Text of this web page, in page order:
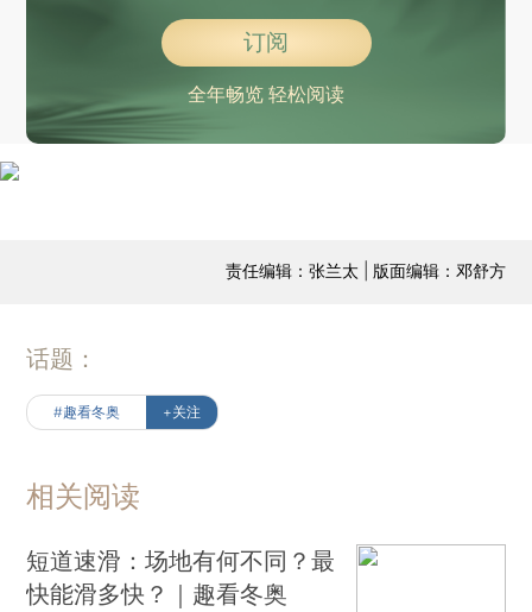
订阅
全年畅览 轻松阅读
责任编辑：张兰太 | 版面编辑：邓舒方
话题：
#趣看冬奥 +关注
相关阅读
短道速滑：场地有何不同？最
快能滑多快？｜趣看冬奥